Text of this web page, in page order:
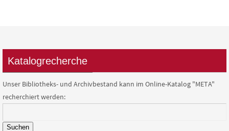
Katalogrecherche
Unser Bibliotheks- und Archivbestand kann im Online-Katalog "META"
recherchiert werden:
Suchen